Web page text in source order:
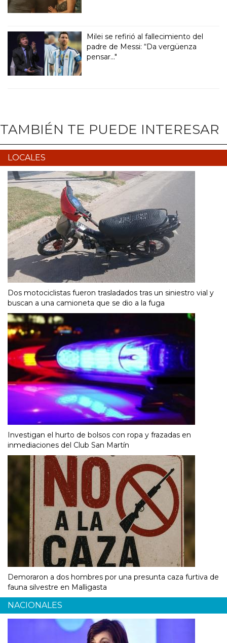
Milei se refirió al fallecimiento del
padre de Messi: “Da vergüenza
pensar..."
TAMBIÉN TE PUEDE INTERESAR
LOCALES
Dos motociclistas fueron trasladados tras un siniestro vial y
buscan a una camioneta que se dio a la fuga
Investigan el hurto de bolsos con ropa y frazadas en
inmediaciones del Club San Martín
Demoraron a dos hombres por una presunta caza furtiva de
fauna silvestre en Malligasta
NACIONALES